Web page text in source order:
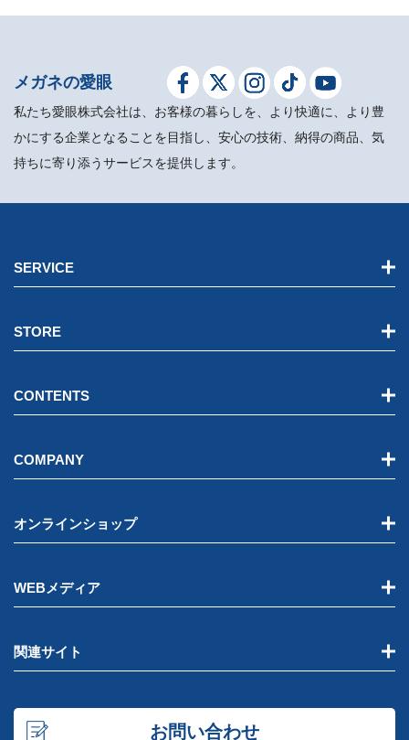
メガネの愛眼
私たち愛眼株式会社は、お客様の暮らしを、より快適に、より豊
かにする企業となることを目指し、安心の技術、納得の商品、気
持ちに寄り添うサービスを提供します。
SERVICE
STORE
CONTENTS
COMPANY
オンラインショップ
WEBメディア
関連サイト
お問い合わせ